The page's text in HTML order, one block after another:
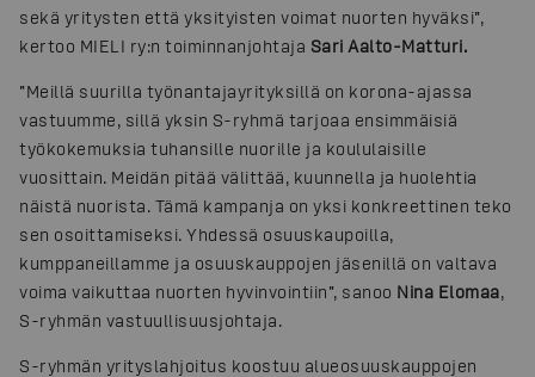
sekä yritysten että yksityisten voimat nuorten hyväksi”,
kertoo MIELI ry:n toiminnanjohtaja Sari Aalto-Matturi.
”Meillä suurilla työnantajayrityksillä on korona-ajassa
vastuumme, sillä yksin S-ryhmä tarjoaa ensimmäisiä
työkokemuksia tuhansille nuorille ja koululaisille
vuosittain. Meidän pitää välittää, kuunnella ja huolehtia
näistä nuorista. Tämä kampanja on yksi konkreettinen teko
sen osoittamiseksi. Yhdessä osuuskaupoilla,
kumppaneillamme ja osuuskauppojen jäsenillä on valtava
voima vaikuttaa nuorten hyvinvointiin”, sanoo Nina Elomaa,
S-ryhmän vastuullisuusjohtaja.
S-ryhmän yrityslahjoitus koostuu alueosuuskauppojen